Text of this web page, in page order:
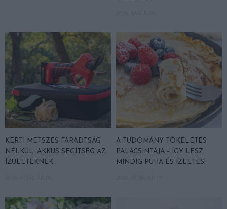
KERTI METSZÉS FÁRADTSÁG
NÉLKÜL: AKKUS SEGÍTSÉG AZ
ÍZÜLETEKNEK
A TUDOMÁNY TÖKÉLETES
PALACSINTÁJA – ÍGY LESZ
MINDIG PUHA ÉS ÍZLETES!